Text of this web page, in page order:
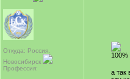
Откуда: Россия,
Новосибирск
Профессия:
а так